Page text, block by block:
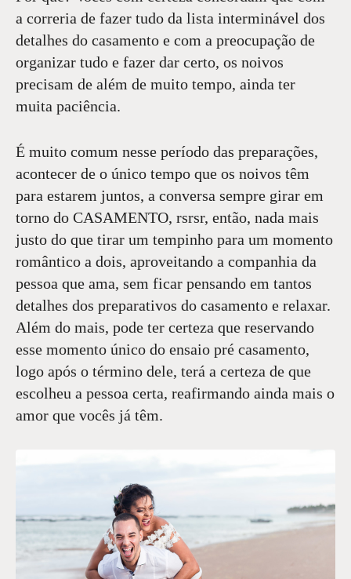
a correria de fazer tudo da lista interminável dos
detalhes do casamento e com a preocupação de
organizar tudo e fazer dar certo, os noivos
precisam de além de muito tempo, ainda ter
muita paciência.
É muito comum nesse período das preparações,
acontecer de o único tempo que os noivos têm
para estarem juntos, a conversa sempre girar em
torno do CASAMENTO, rsrsr, então, nada mais
justo do que tirar um tempinho para um momento
romântico a dois, aproveitando a companhia da
pessoa que ama, sem ficar pensando em tantos
detalhes dos preparativos do casamento e relaxar.
Além do mais, pode ter certeza que reservando
esse momento único do ensaio pré casamento,
logo após o término dele, terá a certeza de que
escolheu a pessoa certa, reafirmando ainda mais o
amor que vocês já têm.